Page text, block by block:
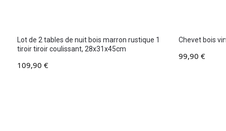
Lot de 2 tables de nuit bois marron rustique 1
tiroir tiroir coulissant, 28x31x45cm
109,90 €
Chevet bois
99,90 €